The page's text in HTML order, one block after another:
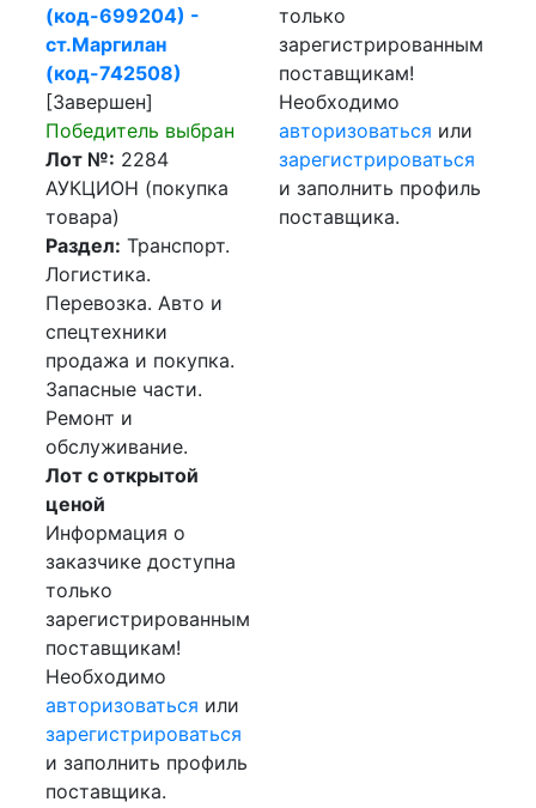
(код-699204) -
ст.Маргилан
(код-742508)
[Завершен]
Победитель выбран
Лот №: 2284
АУКЦИОН (покупка
товара)
Раздел: Транспорт.
Логистика.
Перевозка. Авто и
спецтехники
продажа и покупка.
Запасные части.
Ремонт и
обслуживание.
Лот с открытой
ценой
Информация о
заказчике доступна
только
зарегистрированным
поставщикам!
Необходимо
авторизоваться или
зарегистрироваться
и заполнить профиль
поставщика.
только
зарегистрированным
поставщикам!
Необходимо
авторизоваться или
зарегистрироваться
и заполнить профиль
поставщика.